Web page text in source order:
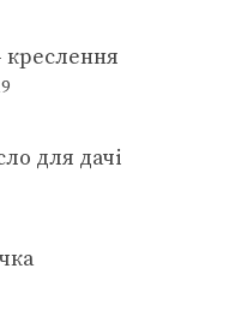
креслення
для дачі